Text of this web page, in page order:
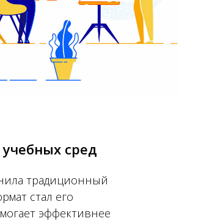
сред
традиционный
стал его
эффективнее